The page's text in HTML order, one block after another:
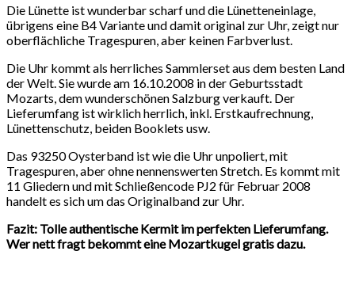
Die Lünette ist wunderbar scharf und die Lünetteneinlage,
übrigens eine B4 Variante und damit original zur Uhr, zeigt nur
oberflächliche Tragespuren, aber keinen Farbverlust.
Die Uhr kommt als herrliches Sammlerset aus dem besten Land
der Welt. Sie wurde am 16.10.2008 in der Geburtsstadt
Mozarts, dem wunderschönen Salzburg verkauft. Der
Lieferumfang ist wirklich herrlich, inkl. Erstkaufrechnung,
Lünettenschutz, beiden Booklets usw.
Das 93250 Oysterband ist wie die Uhr unpoliert, mit
Tragespuren, aber ohne nennenswerten Stretch. Es kommt mit
11 Gliedern und mit Schließencode PJ2 für Februar 2008
handelt es sich um das Originalband zur Uhr.
Fazit: Tolle authentische Kermit im perfekten Lieferumfang.
Wer nett fragt bekommt eine Mozartkugel gratis dazu.